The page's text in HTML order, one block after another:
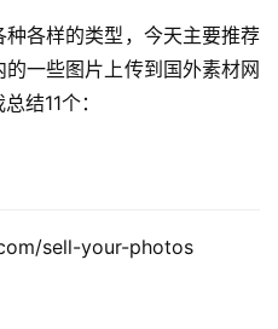
各样的类型，今天主要推荐
一些图片上传到国外素材网
结11个：
sell-your-photos